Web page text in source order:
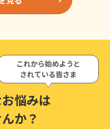
これから始めようと
されている皆さま
悩みは
か？